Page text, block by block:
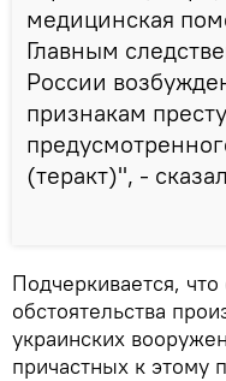
медицинская
Главным
России
признакам
(теракт)", -
Подчеркивается, что
обстоятельства
украинских
причастных к этому